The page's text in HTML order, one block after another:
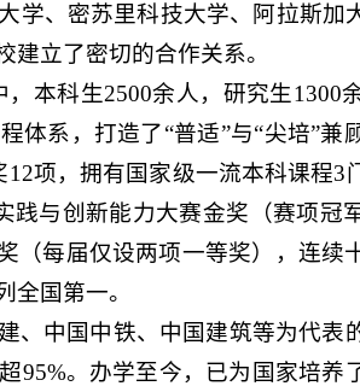
学、密苏里科技大学、阿拉斯加
立了密切的合作关系。
，本科生2500余人，研究生1300
体系，打造了“普适”与“尖培”兼
1 2项，拥有国家级一流本科课程3
践与创新能力大赛金奖（赛项冠
（每届仅设两项一等奖），连续
全国第一。
、中国中铁、中国建筑等为代表
95%。办学至今，已为国家培养